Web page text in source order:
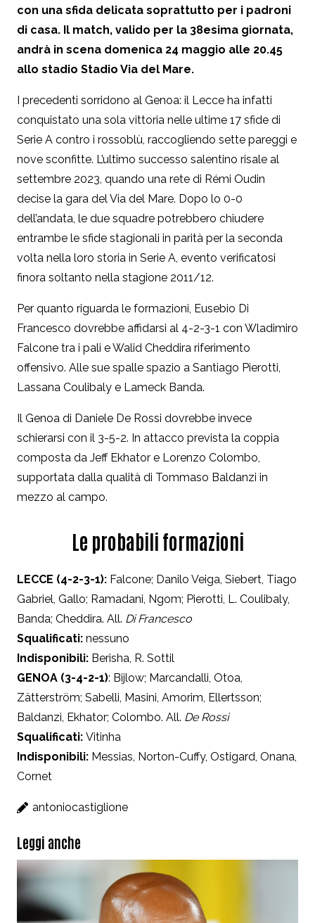
con una sfida delicata soprattutto per i padroni
di casa. Il match, valido per la 38esima giornata,
andrà in scena domenica 24 maggio alle 20.45
allo stadio Stadio Via del Mare.
I precedenti sorridono al Genoa: il Lecce ha infatti
conquistato una sola vittoria nelle ultime 17 sfide di
Serie A contro i rossoblù, raccogliendo sette pareggi e
nove sconfitte. L’ultimo successo salentino risale al
settembre 2023, quando una rete di Rémi Oudin
decise la gara del Via del Mare. Dopo lo 0-0
dell’andata, le due squadre potrebbero chiudere
entrambe le sfide stagionali in parità per la seconda
volta nella loro storia in Serie A, evento verificatosi
finora soltanto nella stagione 2011/12.
Per quanto riguarda le formazioni, Eusebio Di
Francesco dovrebbe affidarsi al 4-2-3-1 con Wladimiro
Falcone tra i pali e Walid Cheddira riferimento
offensivo. Alle sue spalle spazio a Santiago Pierotti,
Lassana Coulibaly e Lameck Banda.
Il Genoa di Daniele De Rossi dovrebbe invece
schierarsi con il 3-5-2. In attacco prevista la coppia
composta da Jeff Ekhator e Lorenzo Colombo,
supportata dalla qualità di Tommaso Baldanzi in
mezzo al campo.
Le probabili formazioni
LECCE (4-2-3-1): Falcone; Danilo Veiga, Siebert, Tiago
Gabriel, Gallo; Ramadani, Ngom; Pierotti, L. Coulibaly,
Banda; Cheddira. All. Di Francesco
Squalificati: nessuno
Indisponibili: Berisha, R. Sottil
GENOA (3-4-2-1): Bijlow; Marcandalli, Otoa,
Zätterström; Sabelli, Masini, Amorim, Ellertsson;
Baldanzi, Ekhator; Colombo. All. De Rossi
Squalificati: Vitinha
Indisponibili: Messias, Norton-Cuffy, Ostigard, Onana,
Cornet
antoniocastiglione
Leggi anche